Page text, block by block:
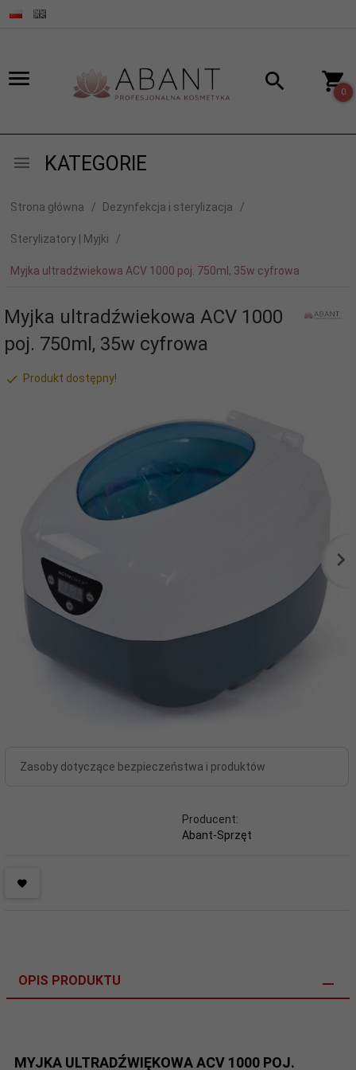
0
KATEGORIE
Strona główna Dezynfekcja i sterylizacja
Sterylizatory | Myjki
Myjka ultradźwiekowa ACV 1000 poj. 750ml, 35w cyfrowa
Myjka ultradźwiekowa ACV 1000
poj. 750ml, 35w cyfrowa
Produkt dostępny!
Zasoby dotyczące bezpieczeństwa i produktów
Producent:
Abant-Sprzęt
OPIS PRODUKTU
MYJKA ULTRADŹWIĘKOWA ACV 1000 POJ.